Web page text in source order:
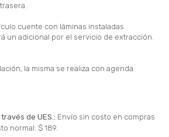
cuente con láminas instaladas
un adicional por el servicio de extracción.
la misma se realiza con agenda
de UES.: Envío sin costo en compras
normal: $ 189.